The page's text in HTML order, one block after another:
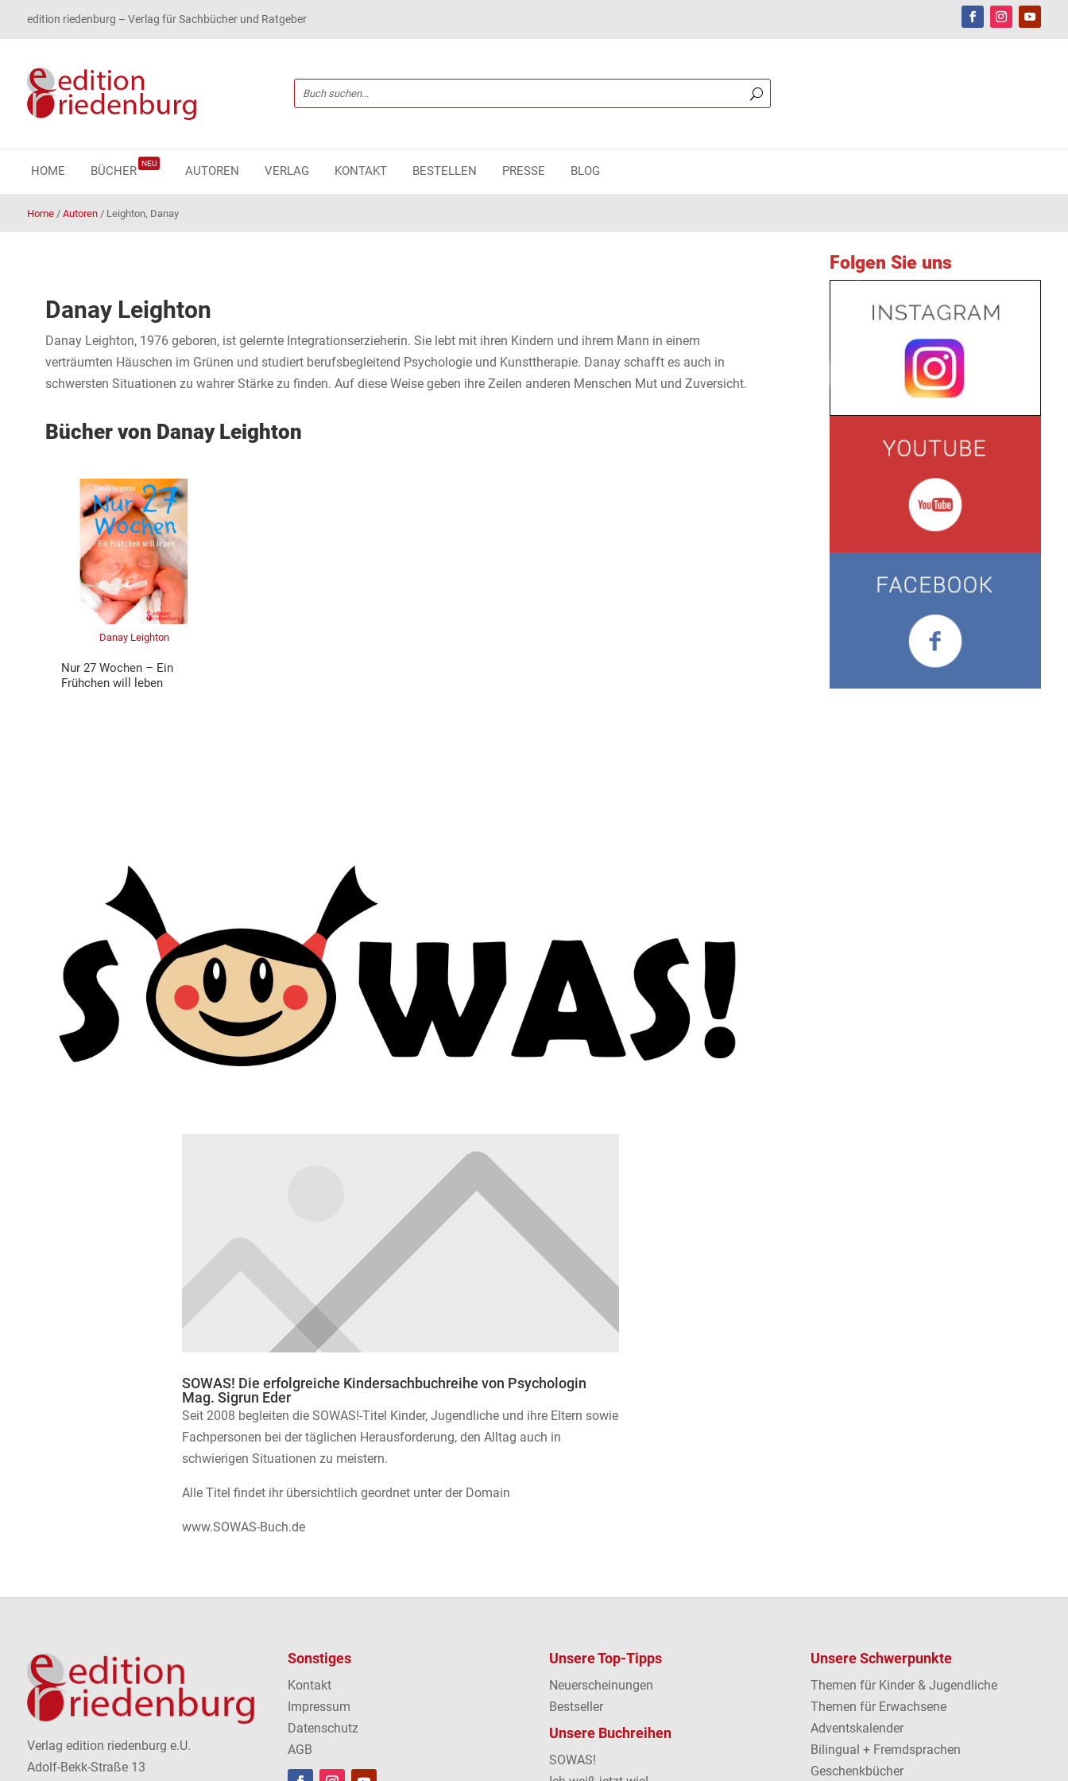
edition riedenburg – Verlag für Sachbücher und Ratgeber
HOME BÜCHER
NEU
AUTOREN VERLAG KONTAKT BESTELLEN PRESSE BLOG
Home/ Autoren/ Leighton, Danay
Danay Leighton
Danay Leighton, 1976 geboren, ist gelernte Integrationserzieherin. Sie lebt mit ihren Kindern und ihrem Mann in einem
verträumten Häuschen im Grünen und studiert berufsbegleitend Psychologie und Kunsttherapie. Danay schafft es auch in
schwersten Situationen zu wahrer Stärke zu finden. Auf diese Weise geben ihre Zeilen anderen Menschen Mut und Zuversicht.
Bücher von Danay Leighton
Danay Leighton
Nur 27 Wochen – Ein
Frühchen will leben
SOWAS! Die erfolgreiche Kindersachbuchreihe von Psychologin
Mag. Sigrun Eder
Seit 2008 begleiten die SOWAS!-Titel Kinder, Jugendliche und ihre Eltern sowie
Fachpersonen bei der täglichen Herausforderung, den Alltag auch in
schwierigen Situationen zu meistern.
Alle Titel findet ihr übersichtlich geordnet unter der Domain
www.SOWAS-Buch.de
Folgen Sie uns
Verlag edition riedenburg e.U.
Adolf-Bekk-Straße 13
Sonstiges
Kontakt
Impressum
Datenschutz
AGB
Unsere Top-Tipps
Neuerscheinungen
Bestseller
Unsere Buchreihen
SOWAS!
Unsere Schwerpunkte
Themen für Kinder & Jugendliche
Themen für Erwachsene
Adventskalender
Bilingual + Fremdsprachen
Geschenkbücher